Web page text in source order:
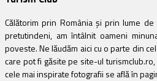
Călătorim prin România și prin lume
pretutindeni, am întâlnit oameni
poveste. Ne lăudăm aici cu o parte din
care pot fi găsite pe site-ul
cele mai inspirate fotografii se află în